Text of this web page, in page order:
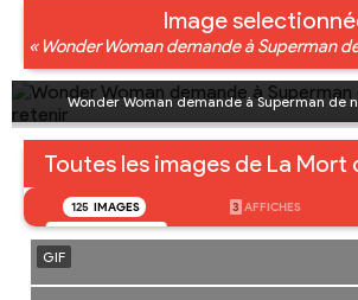
Image
« Wonder Woman demande à Superman
Wonder Woman demande à Superman de
Toutes les images de La Mort
125 IMAGES 3 AFFICHES